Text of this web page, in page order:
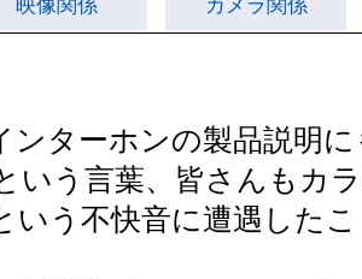
映像関係 カメラ関係
ンターホンの製品説明
いう言葉、皆さんもカ
いう不快音に遭遇した